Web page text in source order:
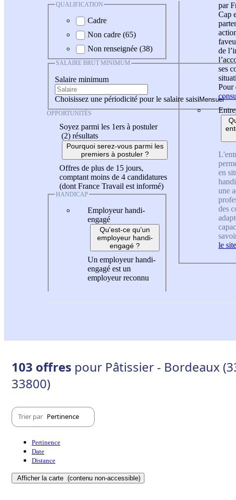
QUALIFICATION
Cadre
Non cadre (65)
Non renseignée (38)
SALAIRE BRUT MINIMUM
Salaire minimum
Choisissez une périodicité pour le salaire saisi
OPPORTUNITÉS
Soyez parmi les 1ers à postuler
(2) résultats
Pourquoi serez-vous parmi les
premiers à postuler ?
Offres de plus de 15 jours,
comptant moins de 4 candidatures
(dont France Travail est informé)
HANDICAP
Employeur handi-
engagé
Qu'est-ce qu'un
employeur handi-
engagé ?
Un employeur handi-
engagé est un
employeur reconnu
par
Cap
de
ses
Pour
en
une
des
le
103 offres pour Pâtissier - Bordeaux
33800)
Trier par Pertinence
Pertinence
Date
Distance
Afficher la carte (contenu non-accessible)